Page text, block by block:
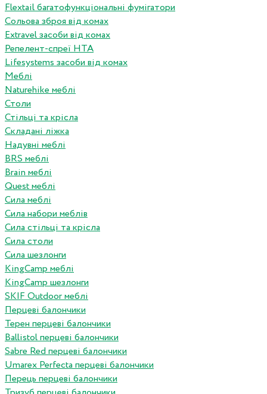
Flextail багатофункціональні фумігатори
Сольова зброя від комах
Extravel засоби від комах
Репелент-спреї HTA
Lifesystems засоби від комах
Меблі
Naturehike меблі
Столи
Стільці та крісла
Складані ліжка
Надувні меблі
BRS меблі
Brain меблі
Quest меблі
Сила меблі
Сила набори меблів
Сила стільці та крісла
Сила столи
Сила шезлонги
KingCamp меблі
KingCamp шезлонги
SKIF Outdoor меблі
Перцеві балончики
Терен перцеві балончики
Ballistol перцеві балончики
Sabre Red перцеві балончики
Umarex Perfecta перцеві балончики
Перець перцеві балончики